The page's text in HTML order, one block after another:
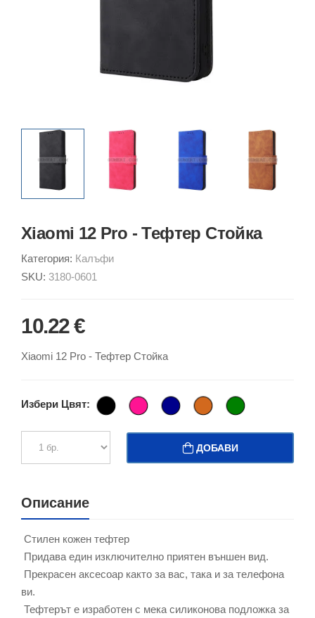
Xiaomi 12 Pro - Тефтер Стойка
Категория: Калъфи
SKU: 3180-0601
10.22 €
Xiaomi 12 Pro - Тефтер Стойка
Избери Цвят:
ДОБАВИ
Описание
Стилен кожен тефтер
Придава един изключително приятен външен вид.
Прекрасен аксесоар както за вас, така и за телефона
ви.
Тефтерът е изработен с мека силиконова подложка за